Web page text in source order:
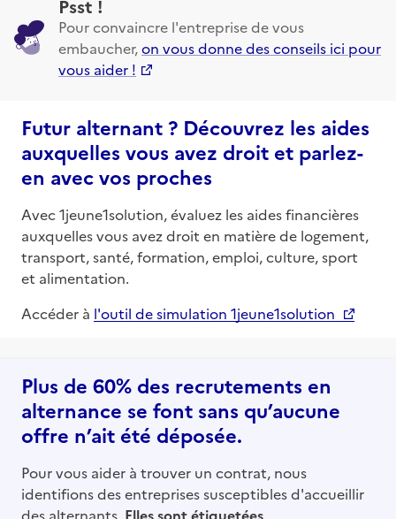
Pour convaincre l'entreprise de vous
embaucher,on vous donne des conseils ici pour
vous aider !
Futur alternant ? Découvrez les aides
auxquelles vous avez droit et parlez-
en avec vos proches
Avec 1jeune1solution, évaluez les aides financières
auxquelles vous avez droit en matière de logement,
transport, santé, formation, emploi, culture, sport
et alimentation.
Accéder à l'outil de simulation 1jeune1solution
Plus de 60% des recrutements en
alternance se font sans qu’aucune
offre n’ait été déposée.
Pour vous aider à trouver un contrat, nous
identifions des entreprises susceptibles d'accueillir
des alternants. Elles sont étiquetées